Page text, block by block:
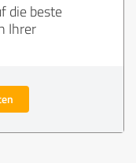
die beste
Ihrer